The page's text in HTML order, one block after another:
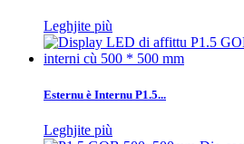
Leghjite più
Esternu è Internu P1.5...
Leghjite più